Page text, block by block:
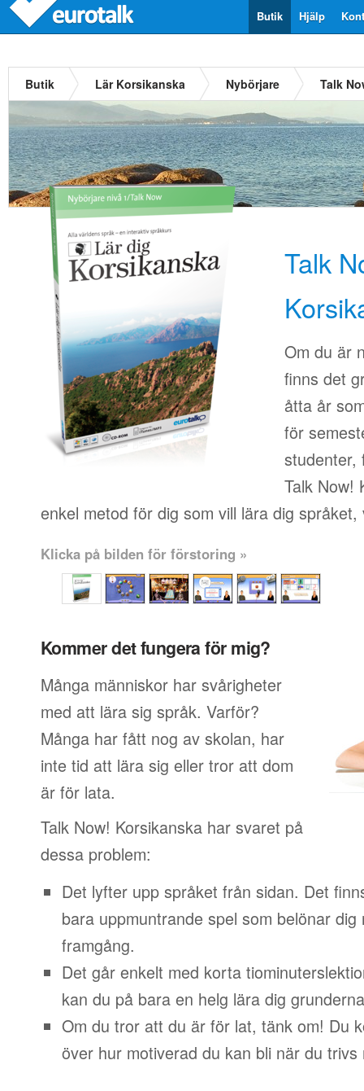
Hjälp
Butik
Butik Lär Korsikanska Nybörjare Talk
Talk
Om du är
finns det
åtta år
för
studenter,
Talk Now!
enkel metod för dig som vill lära dig
Klicka på bilden för förstoring »
Kommer det fungera för mig?
Många människor har svårigheter
med att lära sig språk. Varför?
Många har fått nog av skolan, har
inte tid att lära sig eller tror att dom
är för lata.
Talk Now! Korsikanska har svaret på
dessa problem:
Det lyfter upp språket från sidan. Det
bara uppmuntrande spel som belönar
framgång.
Det går enkelt med korta
kan du på bara en helg lära dig
Om du tror att du är för lat, tänk om! Du
över hur motiverad du kan bli när du trivs